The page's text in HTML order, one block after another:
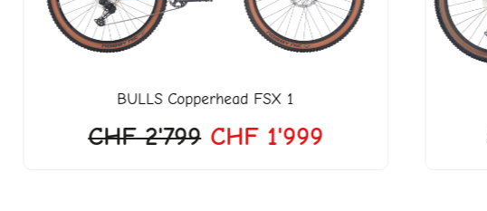
BULLSCopperhead FSX 1
CHF2'799 CHF1'999